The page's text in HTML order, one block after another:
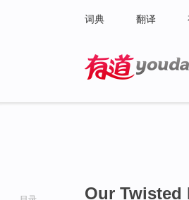
词典 翻译
Our Twisted